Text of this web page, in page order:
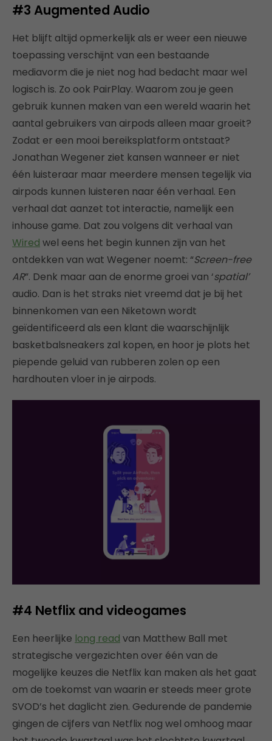
#3 Augmented Audio
Het blijft altijd opmerkelijk als er weer een nieuwe
toepassing verschijnt van een bestaande
mediavorm die je niet nog had bedacht maar wel
logisch is. Zo ook PairPlay. Waarom zou je geen
gebruik kunnen maken van een wereld waarin het
aantal gebruikers van airpods alleen maar groeit?
Zodat er een mooi bereiksplatform ontstaat?
Jonathan Wegener ziet kansen wanneer er niet
één luisteraar maar meerdere mensen tegelijk via
airpods kunnen luisteren naar één verhaal. Een
verhaal dat aanzet tot interactie, namelijk een
inhouse game. Dat zou volgens dit verhaal van
Wired wel eens het begin kunnen zijn van het
ontdekken van wat Wegener noemt: “Screen-free
AR”. Denk maar aan de enorme groei van ‘spatial’
audio. Dan is het straks niet vreemd dat je bij het
binnenkomen van een Niketown wordt
geïdentificeerd als een klant die waarschijnlijk
basketbalsneakers zal kopen, en hoor je plots het
piepende geluid van rubberen zolen op een
hardhouten vloer in je airpods.
#4 Netflix and videogames
Een heerlijke long read van Matthew Ball met
strategische vergezichten over één van de
mogelijke keuzes die Netflix kan maken als het gaat
om de toekomst van waarin er steeds meer grote
SVOD’s het daglicht zien. Gedurende de pandemie
gingen de cijfers van Netflix nog wel omhoog maar